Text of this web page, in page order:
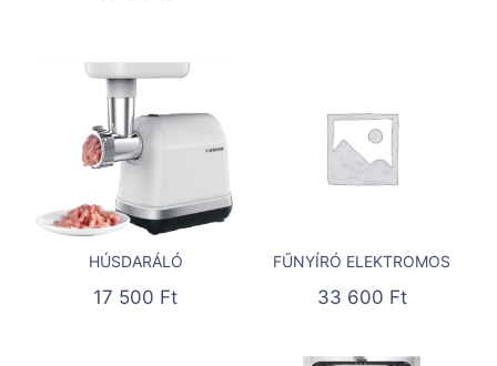
HÚSDARÁLÓ
17 500 Ft
FŰNYÍRÓ ELEKTROMOS
33 600 Ft